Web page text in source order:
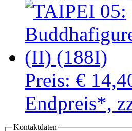
Preis: €
Endpreis*,
Kontaktdaten